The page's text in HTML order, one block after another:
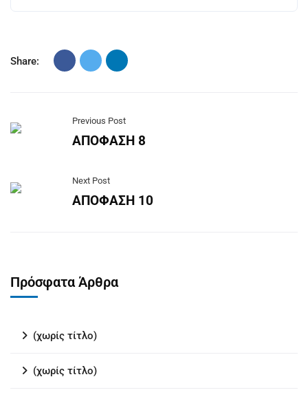
Share:
Previous Post
ΑΠΟΦΑΣΗ 8
Next Post
ΑΠΟΦΑΣΗ 10
Πρόσφατα Άρθρα
(χωρίς τίτλο)
(χωρίς τίτλο)